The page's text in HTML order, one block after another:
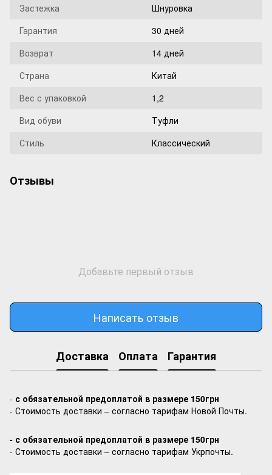
Застежка
Шнуровка
Гарантия
30 дней
Возврат
14 дней
Страна
Китай
Вес с упаковкой
1,2
Вид обуви
Туфли
Стиль
Классический
Отзывы
Добавьте первый отзыв
Написать отзыв
Доставка Оплата Гарантия
- с обязательной предоплатой в размере 150грн
- Стоимость доставки – согласно тарифам Новой Почты.
- с обязательной предоплатой в размере 150грн
- Стоимость доставки – согласно тарифам Укрпочты.